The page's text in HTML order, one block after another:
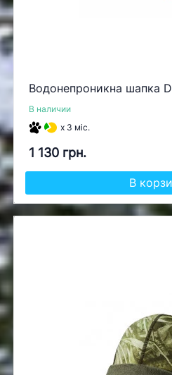
Водонепроникна шапка
В наличии
x 3 міс.
1 130 грн.
В